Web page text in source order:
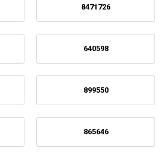
8471726
640598
899550
865646